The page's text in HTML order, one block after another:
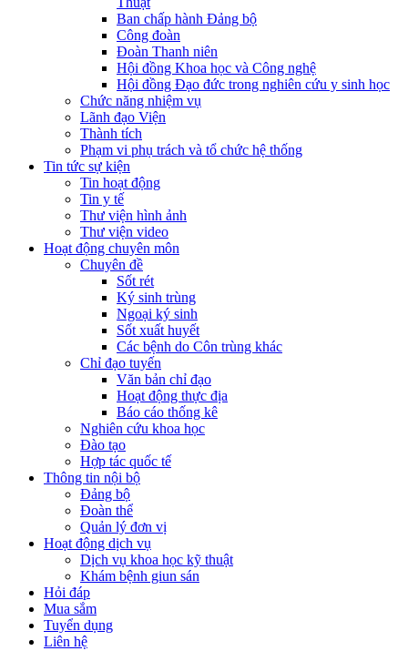
Ban chấp hành Đảng bộ
Công đoàn
Đoàn Thanh niên
Hội đồng Khoa học và Công nghệ
Hội đồng Đạo đức trong nghiên cứu y sinh học
Chức năng nhiệm vụ
Lãnh đạo Viện
Thành tích
Phạm vi phụ trách và tổ chức hệ thống
Tin tức sự kiện
Tin hoạt động
Tin y tế
Thư viện hình ảnh
Thư viện video
Hoạt động chuyên môn
Chuyên đề
Sốt rét
Ký sinh trùng
Ngoại ký sinh
Sốt xuất huyết
Các bệnh do Côn trùng khác
Chỉ đạo tuyến
Văn bản chỉ đạo
Hoạt động thực địa
Báo cáo thống kê
Nghiên cứu khoa học
Đào tạo
Hợp tác quốc tế
Thông tin nội bộ
Đảng bộ
Đoàn thể
Quản lý đơn vị
Hoạt động dịch vụ
Dịch vụ khoa học kỹ thuật
Khám bệnh giun sán
Hỏi đáp
Mua sắm
Tuyển dụng
Liên hệ